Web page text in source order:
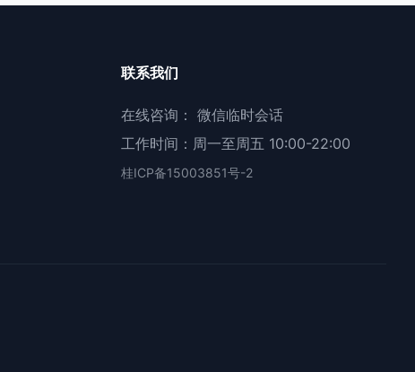
联系我们
在线咨询： 微信临时会话
工作时间：周一至周五 10:00-22:00
桂ICP备15003851号-2